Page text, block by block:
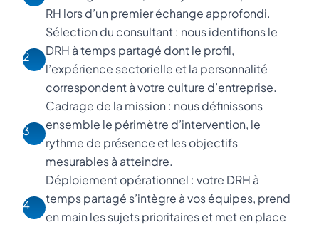
RH lors d’un premier échange approfondi.
2
Sélection du consultant : nous identifions le
DRH à temps partagé dont le profil,
l’expérience sectorielle et la personnalité
correspondent à votre culture d’entreprise.
3
Cadrage de la mission : nous définissons
ensemble le périmètre d’intervention, le
rythme de présence et les objectifs
mesurables à atteindre.
4
Déploiement opérationnel : votre DRH à
temps partagé s’intègre à vos équipes, prend
en main les sujets prioritaires et met en place